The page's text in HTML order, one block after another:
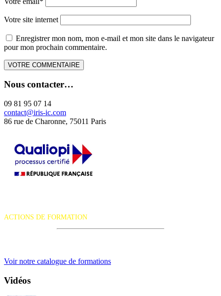
Votre site internet
Enregistrer mon nom, mon e-mail et mon site dans le navigateur
pour mon prochain commentaire.
Nous contacter…
09 81 95 07 14
contact@iris-ic.com
86 rue de Charonne, 75011 Paris
ACTIONS DE FORMATION
Voir notre catalogue de formations
Vidéos